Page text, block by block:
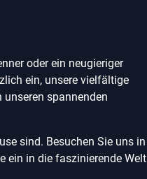
oder ein neugieriger
ein, unsere vielfältige
spannenden
sind. Besuchen Sie uns in
ein in die faszinierende Welt